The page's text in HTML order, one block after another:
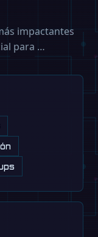
impactantes
para …